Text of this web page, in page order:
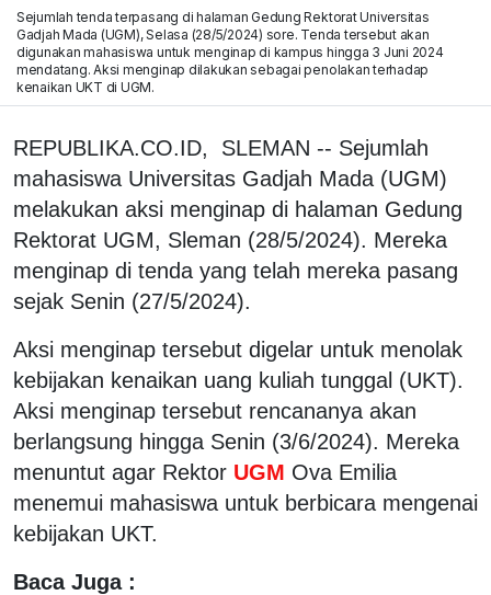
Sejumlah tenda terpasang di halaman Gedung Rektorat Universitas
Gadjah Mada (UGM), Selasa (28/5/2024) sore. Tenda tersebut akan
digunakan mahasiswa untuk menginap di kampus hingga 3 Juni 2024
mendatang. Aksi menginap dilakukan sebagai penolakan terhadap
kenaikan UKT di UGM.
REPUBLIKA.CO.ID, SLEMAN -- Sejumlah
mahasiswa Universitas Gadjah Mada (UGM)
melakukan aksi menginap di halaman Gedung
Rektorat UGM, Sleman (28/5/2024). Mereka
menginap di tenda yang telah mereka pasang
sejak Senin (27/5/2024).
Aksi menginap tersebut digelar untuk menolak
kebijakan kenaikan uang kuliah tunggal (UKT).
Aksi menginap tersebut rencananya akan
berlangsung hingga Senin (3/6/2024). Mereka
menuntut agar Rektor UGM Ova Emilia
menemui mahasiswa untuk berbicara mengenai
kebijakan UKT.
Baca Juga :